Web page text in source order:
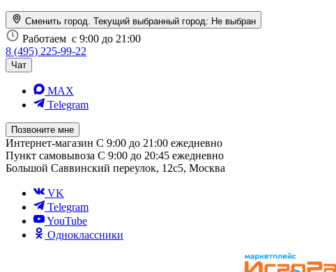
Сменить город. Текущий выбранный город: Не выбран
Работаем с 9:00 до 21:00
8 (495) 225-99-22
Чат
MAX
Telegram
Позвоните мне
Интернет-магазин С 9:00 до 21:00 ежедневно
Пункт самовывоза С 9:00 до 20:45 ежедневно
Большой Саввинский переулок, 12с5, Москва
VK
Telegram
YouTube
Одноклассники